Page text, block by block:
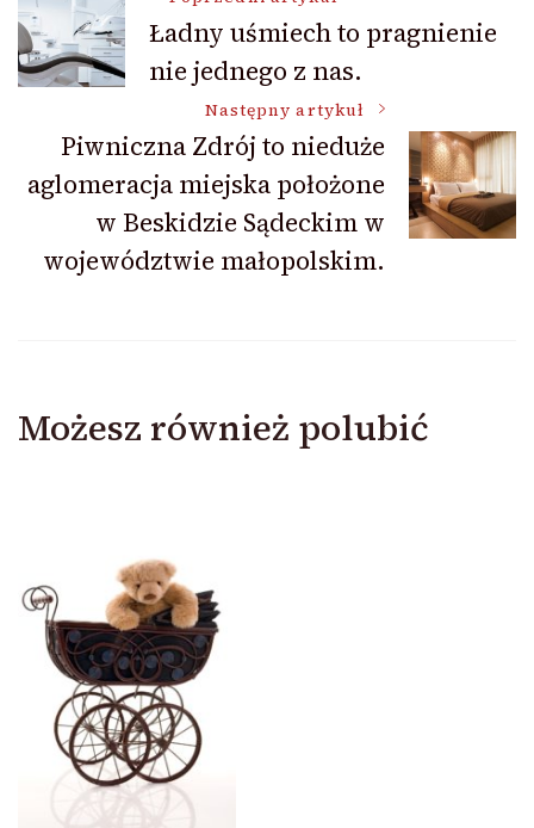
wpisu
Ładny uśmiech to pragnienie
nie jednego z nas.
Następny artykuł
Piwniczna Zdrój to nieduże
aglomeracja miejska położone
w Beskidzie Sądeckim w
województwie małopolskim.
Możesz również polubić